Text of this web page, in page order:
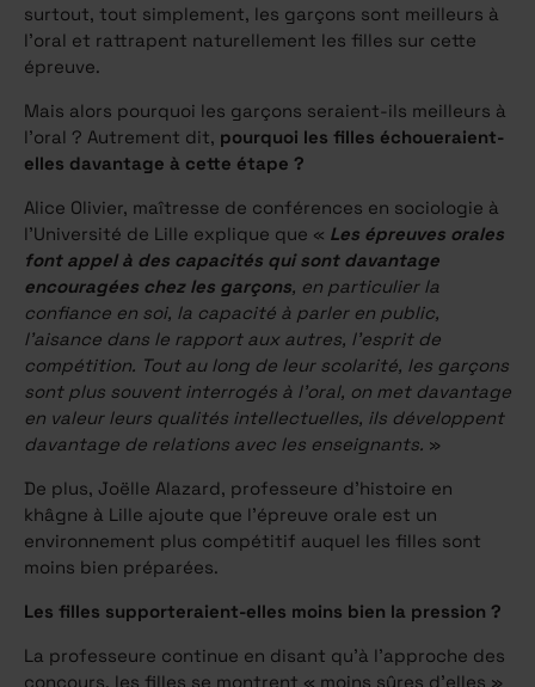
surtout, tout simplement, les garçons sont meilleurs à
l’oral et rattrapent naturellement les filles sur cette
épreuve.
Mais alors pourquoi les garçons seraient-ils meilleurs à
l’oral ? Autrement dit, pourquoi les filles échoueraient-
elles davantage à cette étape ?
Alice Olivier, maîtresse de conférences en sociologie à
l’Université de Lille explique que « Les épreuves orales
font appel à des capacités qui sont davantage
encouragées chez les garçons, en particulier la
confiance en soi, la capacité à parler en public,
l’aisance dans le rapport aux autres, l’esprit de
compétition. Tout au long de leur scolarité, les garçons
sont plus souvent interrogés à l’oral, on met davantage
en valeur leurs qualités intellectuelles, ils développent
davantage de relations avec les enseignants. »
De plus, Joëlle Alazard, professeure d’histoire en
khâgne à Lille ajoute que l’épreuve orale est un
environnement plus compétitif auquel les filles sont
moins bien préparées.
Les filles supporteraient-elles moins bien la pression ?
La professeure continue en disant qu’à l’approche des
concours, les filles se montrent « moins sûres d’elles »